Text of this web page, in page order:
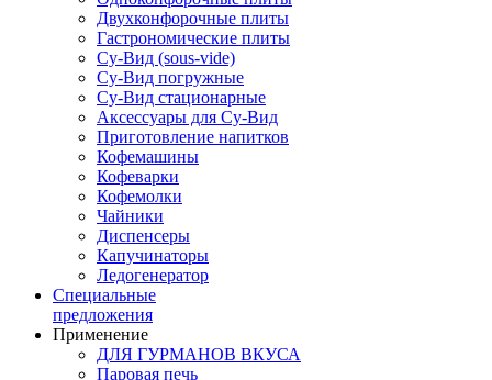
Двухконфорочные плиты
Гастрономические плиты
Су-Вид (sous-vide)
Су-Вид погружные
Су-Вид стационарные
Аксессуары для Су-Вид
Приготовление напитков
Кофемашины
Кофеварки
Кофемолки
Чайники
Диспенсеры
Капучинаторы
Ледогенератор
Специальные
предложения
Применение
ДЛЯ ГУРМАНОВ ВКУСА
Паровая печь